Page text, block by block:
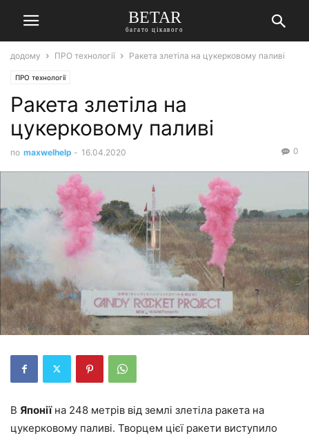
BETAR
багато цікавого
додому ПРО технології Ракета злетіла на цукерковому паливі
ПРО технології
Ракета злетіла на
цукерковому паливі
по maxwelhelp - 16.04.2020 0
В Японіїна 248 метрів від землі злетіла ракета на
цукерковому паливі. Творцем цієї ракети виступило